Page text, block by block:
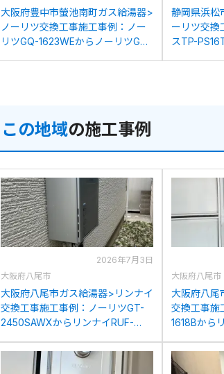
大阪府豊中市螢池南町ガス給湯器>
ノーリツ交換工事施工事例：ノー
リツGQ-1623WEからノーリツGQ-
静岡県浜松
ーリツ交換
スTP-
この地域の施工事例
2026年7月3日
大阪府八尾市
大阪府八尾市ガス給湯器>リンナイ
交換工事施工事例：ノーリツGT-
2450SAWXからリンナイRUF-
大阪府八尾市
大阪府八尾
交換工事施
1618Bから